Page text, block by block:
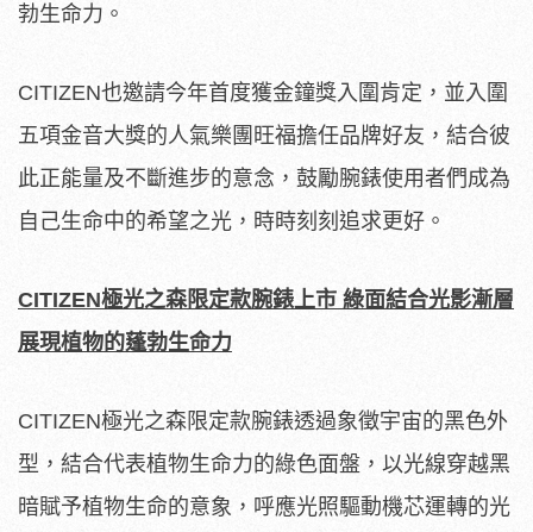
勃生命力。
CITIZEN也邀請今年首度獲金鐘獎入圍肯定，並入圍
五項金音大獎的人氣樂團旺福擔任品牌好友，結合彼
此正能量及不斷進步的意念，鼓勵腕錶使用者們成為
自己生命中的希望之光，時時刻刻追求更好。
CITIZEN極光之森限定款腕錶上市 綠面結合光影漸層
展現植物的蓬勃生命力
CITIZEN極光之森限定款腕錶透過象徵宇宙的黑色外
型，結合代表植物生命力的綠色面盤，以光線穿越黑
暗賦予植物生命的意象，呼應光照驅動機芯運轉的光